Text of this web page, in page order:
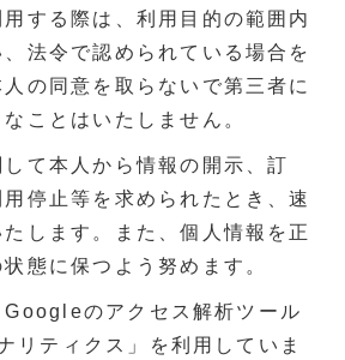
する際は、利用目的の範囲内
法令で認められている場合を
の同意を取らないで第三者に
ことはいたしません。
て本人から情報の開示、訂
停止等を求められたとき、速
します。また、個人情報を正
態に保つよう努めます。
Googleのアクセス解析ツール
リティクス」を利用していま